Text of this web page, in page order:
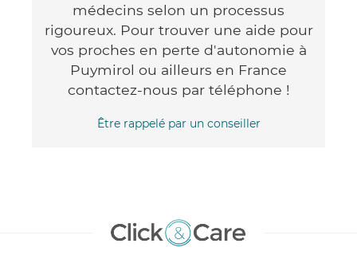
médecins selon un processus
rigoureux. Pour trouver une aide pour
vos proches en perte d'autonomie à
Puymirol ou ailleurs en France
contactez-nous par téléphone !
Être rappelé par un conseiller